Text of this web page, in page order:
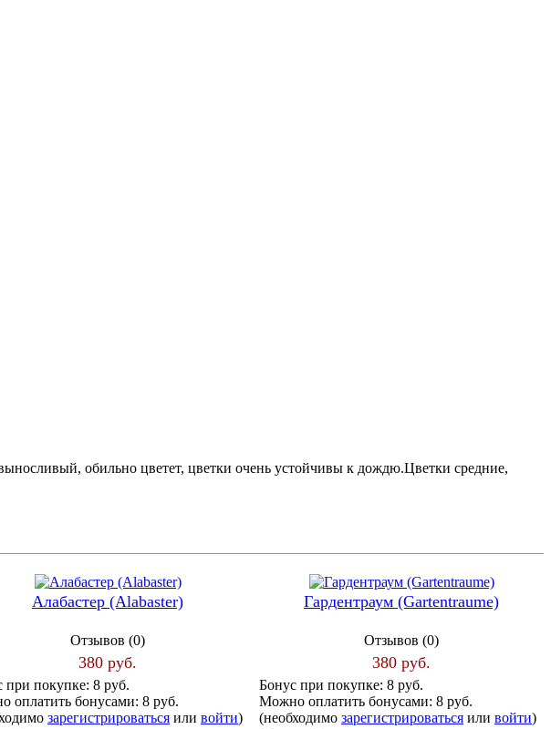
обильно цветет, цветки очень устойчивы к дождю.Цветки средние,
Алабастер (Alabaster)
Отзывов (0)
380 руб.
при покупке: 8 руб.
оплатить бонусами: 8 руб.
зарегистрироваться или войти)
Гардентраум (Gartentraume)
Отзывов (0)
380 руб.
Бонус при покупке: 8 руб.
Можно оплатить бонусами: 8 руб.
(необходимо зарегистрироваться или войти)